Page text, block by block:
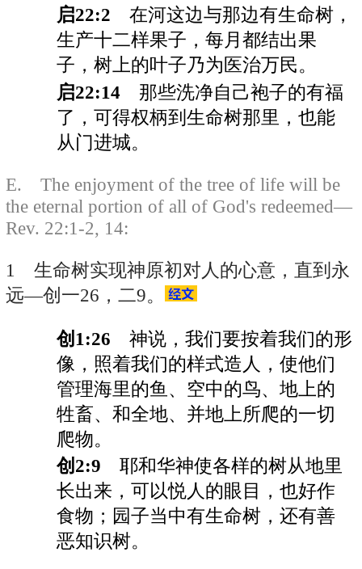
启22:2 在河这边与那边有生命树，
生产十二样果子，每月都结出果
子，树上的叶子乃为医治万民。
启22:14 那些洗净自己袍子的有福
了，可得权柄到生命树那里，也能
从门进城。
E. The enjoyment of the tree of life will be
the eternal portion of all of God's redeemed—
Rev. 22:1-2, 14:
1 生命树实现神原初对人的心意，直到永
远—创一26，二9。
创1:26 神说，我们要按着我们的形
像，照着我们的样式造人，使他们
管理海里的鱼、空中的鸟、地上的
牲畜、和全地、并地上所爬的一切
爬物。
创2:9 耶和华神使各样的树从地里
长出来，可以悦人的眼目，也好作
食物；园子当中有生命树，还有善
恶知识树。